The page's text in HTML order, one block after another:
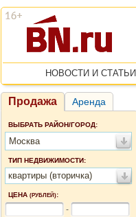
НОВОСТИ И СТАТЬИ
Продажа Аренда
ВЫБРАТЬ РАЙОН/ГОРОД:
Москва
ТИП НЕДВИЖИМОСТИ:
квартиры (вторичка)
ЦЕНА (РУБЛЕЙ):
-